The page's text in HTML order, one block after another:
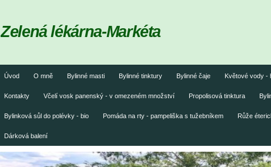
Úvod O mně Bylinné masti Bylinné tinktury Bylinné čaje Květové vody -
Kontakty Včelí vosk panenský - v omezeném množství Propolisová tinktura
Bylinková sůl do polévky - bio Pomáda na rty - pampeliška s tužebníkem Růže
Dárková balení
Zelená lékárna-Markéta